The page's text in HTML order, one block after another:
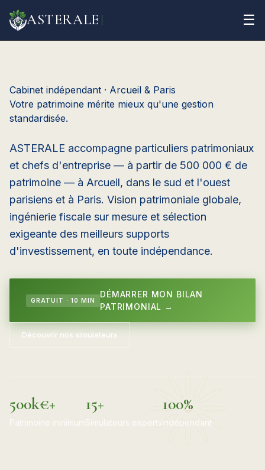
ASTERALE ☰
Cabinet indépendant · Arcueil & Paris
Votre patrimoine mérite mieux qu'une gestion
standardisée.
ASTERALE accompagne particuliers patrimoniaux
et chefs d'entreprise — à partir de 500 000 € de
patrimoine — à Arcueil, dans le sud et l'ouest
parisiens et à Paris. Vision patrimoniale globale,
ingénierie fiscale sur mesure et sélection
exigeante des meilleurs supports
d'investissement, en toute indépendance.
GRATUIT · 10 MIN
DÉMARRER MON BILAN
PATRIMONIAL →
Découvrir nos simulateurs
500k€+
Patrimoine minimum
15+
Simulateurs experts
100%
Indépendant